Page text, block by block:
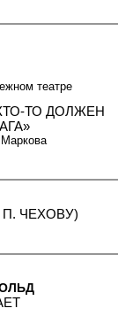
театре
ТО ДОЛЖЕН
ЧЕХОВУ)